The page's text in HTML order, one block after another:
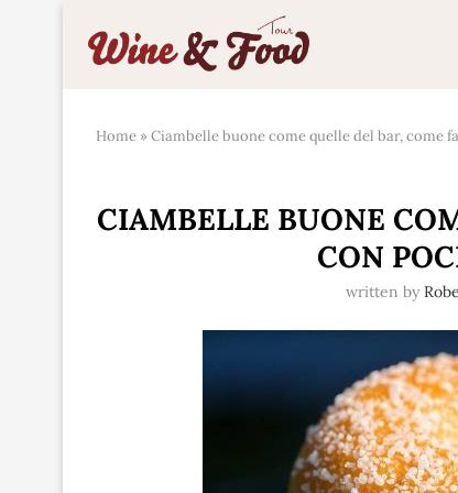
Home »Ciambelle buone come quelle del bar, come
CIAMBELLE BUONE
CON
written by